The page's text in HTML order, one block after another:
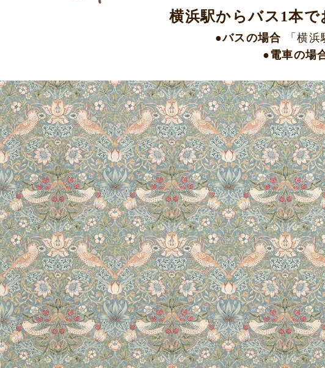
横浜駅からバス1本で
●バスの場合 「横
●電車の場